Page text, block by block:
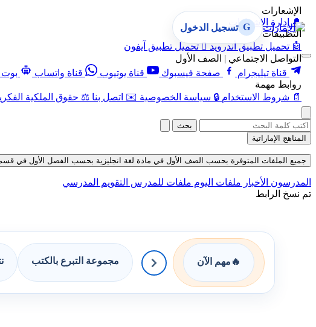
الإشعارات
🔔 إدارة الإشعارات
التطبيقات
🤖 تحميل تطبيق أندرويد  تحميل تطبيق آيفون
التواصل الاجتماعي | الصف الأول
قناة تيليجرام
صفحة فيسبوك قناة يوتيوب قناة واتساب
بوت
روابط مهمة
📄 شروط الاستخدام 🔒 سياسة الخصوصية ✉️ اتصل بنا ⚖️ حقوق الملكية
G تسجيل الدخول
بحث
المناهج الإماراتية
جميع الملفات المتوفرة بحسب الصف الأول في مادة لغة انجليزية بحسب الفصل الأول في قسم أوراق
المدرسون الأخبار ملفات اليوم ملفات للمدرس التقويم المدرسي
تم نسخ الرابط
🔥 مهم الآن مجموعة التبرع بالكتب